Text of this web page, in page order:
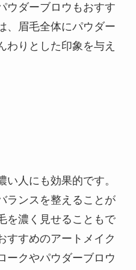
ウダーブロウもおすす
、眉毛全体にパウダー
わりとした印象を与え
人にも効果的です。
ランスを整えることが
を濃く見せることもで
すすめのアートメイク
ークやパウダーブロウ